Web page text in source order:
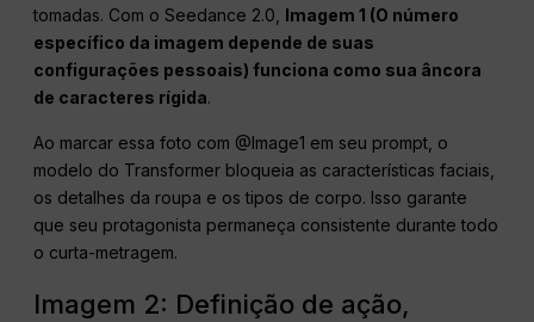
tomadas. Com o Seedance 2.0, Imagem 1 (O número
específico da imagem depende de suas
configurações pessoais) funciona como sua âncora
de caracteres rígida.
Ao marcar essa foto com @Image1 em seu prompt, o
modelo do Transformer bloqueia as características faciais,
os detalhes da roupa e os tipos de corpo. Isso garante
que seu protagonista permaneça consistente durante todo
o curta-metragem.
Imagem 2: Definição de ação,